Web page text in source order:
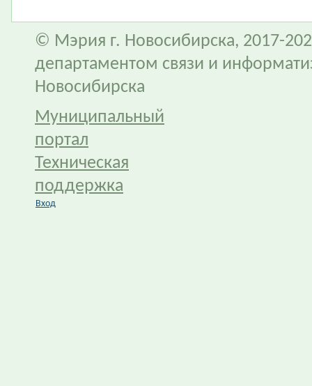
© Мэрия г. Новосибирска, 2017-
департаментом связи и
Новосибирска
Муниципальный
портал
Техническая
поддержка
Вход